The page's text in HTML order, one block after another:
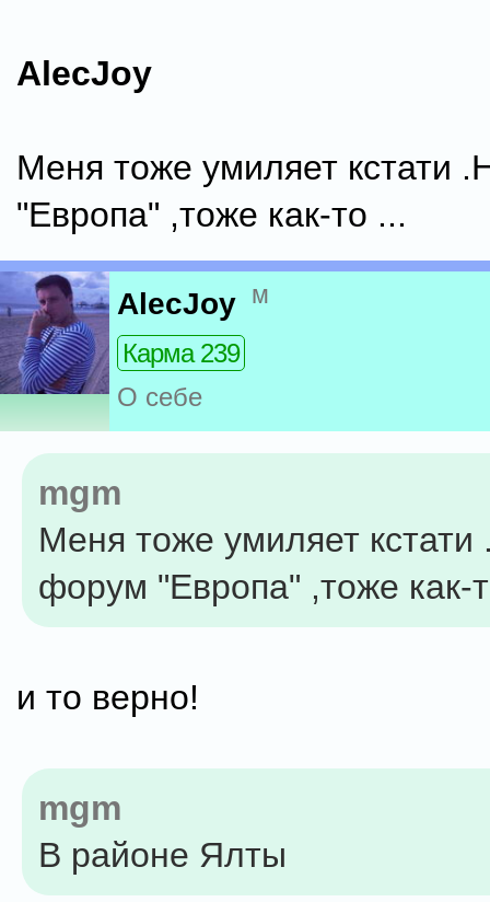
AlecJoy
Меня тоже умиляет кстати
"Европа" ,тоже как-то ...
AlecJoy м
Карма 239
О себе
mgm
Меня тоже умиляет кстати
форум "Европа" ,тоже как-
и то верно!
mgm
В районе Ялты